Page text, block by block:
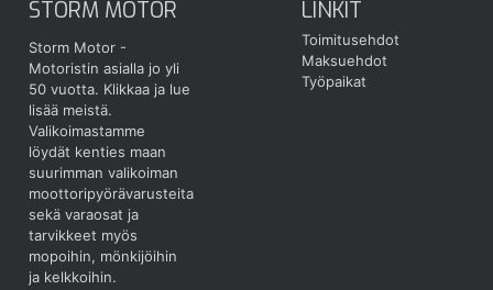
STORM MOTOR
Storm Motor -
Motoristin asialla jo yli
50 vuotta. Klikkaa ja lue
lisää meistä.
Valikoimastamme
löydät kenties maan
suurimman valikoiman
moottoripyörävarusteita
sekä varaosat ja
tarvikkeet myös
mopoihin, mönkijöihin
ja kelkkoihin.
LINKIT
Toimitusehdot
Maksuehdot
Työpaikat